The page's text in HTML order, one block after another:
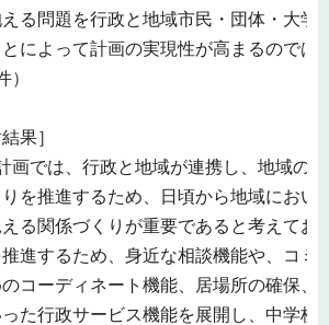
る問題を行政と地域市民・団体・大学
によって計画の実現性が高まるのでは
）
果］
画では、行政と地域が連携し、地域の
を推進するため、日頃から地域におい
える関係づくりが重要であると考えてお
進するため、身近な相談機能や、コミ
コーディネート機能、居場所の確保、
た行政サービス機能を展開し、中学校